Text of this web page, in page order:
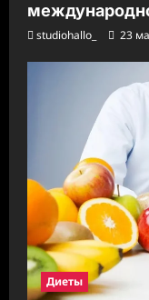
studiohallo_ 23
Диеты